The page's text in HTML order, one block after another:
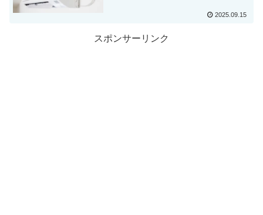
2025.09.15
スポンサーリンク